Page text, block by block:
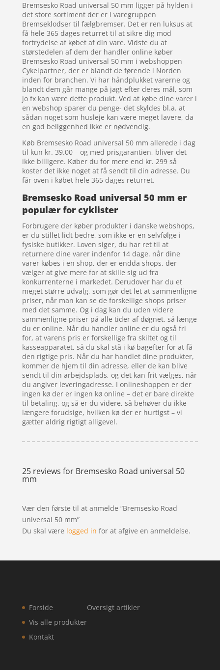
Bremsesko Road universal 50 mm ligger på hylden i
det store sortiment der er i varegruppen
Bremseklodser til fælgbremser. Det er ren luksus at
få hele 365 dages returret til at sikre dig mod
fortrydelse af købet af din vare. Vidste du at
størstedelen af dem der handler online køber
Bremsesko Road universal 50 mm i webshoppen
Cykelpartner, der er blandt de førende i Norden
inden for branchen. Vi har håndplukket varerne og
blandt dem går mange på jagt efter deres mål, som
jo fx kan være dette produkt. Ved at købe dine varer i
en webshop sparer du penge- det skyldes bl.a. at
sådan noget som husleje kan være meget lavere, da
en god beliggenhed ikke er nødvendig.
Køb Bremsesko Road universal 50 mm allerede i dag
til kun kr. 39.00 – og med prisgarantien, bliver det
ikke billigere. Køber du for mere end kr. 299 så
koster det ikke noget at få sendt til din adresse. Du
får oven i købet hele 365 dages returret.
Bremsesko Road universal 50 mm er
populær for cyklister
Forbrugere der køber produkter i danske webshops,
er du stillet lidt bedre, som ikke er en selvfølge i
fysiske butikker. Loven siger, du har ret til at
returnere dine varer indenfor 14 dage. når dine
varer købes i en shop, der er endda shops, der
vælger at give mere for at skille sig ud fra
konkurrenterne i markedet. Derudover har du et
meget større udvalg, som gør det let at sammenligne
priser, når man kan se de forskellige shops priser
med det samme. Og i dag kan du uden videre
sammenligne priser på alle tider af døgnet, så længe
du er online. Når du handler online er du også fri
for, at varens pris er forskellige fra skiltet og til
kasseapparatet, så du skal stå i kø bagefter for at få
den rigtige pris. Når du har handlet dine produkter,
kommer de hjem til din adresse, eller de kan blive
sendt til din arbejdsplads, og det kan frit vælges, når
du angiver leveringadresse. I onlineshoppen er der
ingen kø der er ingen kø online – det er bare direkte
til betaling, og så er du videre, så behøver du ikke
længere forudsige, hvilken kø der er hurtigst – vi
gætter aldrig rigtigt alligevel.
25 reviews for Bremsesko Road universal 50
mm
Vær den første til at anmelde “Bremsesko Road
universal 50 mm”
Du skal være logged in for at afgive en anmeldelse.
Forside
Vis alle produkter
Kontakt
Oversigt artikler